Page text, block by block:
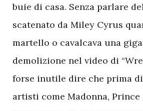
buie di casa. Senza parlare
scatenato da Miley Cyrus
martello o cavalcava una
demolizione nel video di
forse inutile dire che prima di
artisti come Madonna, Prince